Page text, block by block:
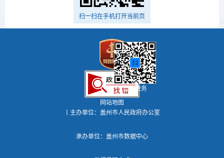
扫一扫在手机打开当前页
盖州政务
网站地图
丨主办单位：盖州市人民政府办公室
承办单位：盖州市数据中心